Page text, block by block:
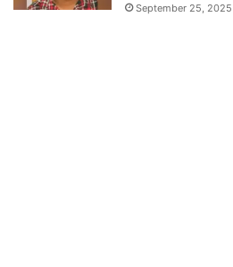
September 25, 2025